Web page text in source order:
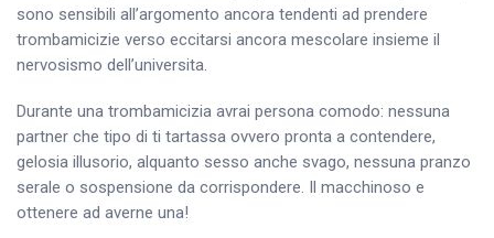
sono sensibili all’argomento ancora tendenti ad prendere
trombamicizie verso eccitarsi ancora mescolare insieme il
nervosismo dell’universita.
Durante una trombamicizia avrai persona comodo: nessuna
partner che tipo di ti tartassa ovvero pronta a contendere,
gelosia illusorio, alquanto sesso anche svago, nessuna pranzo
serale o sospensione da corrispondere. Il macchinoso e
ottenere ad averne una!